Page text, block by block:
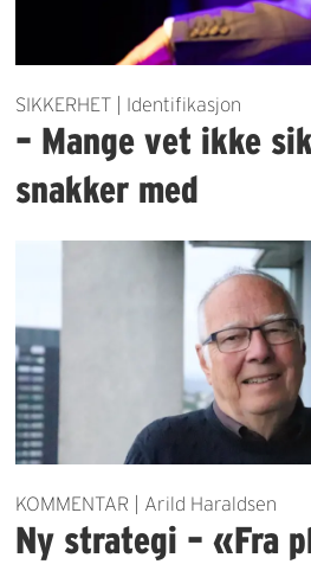
SIKKERHET | Identifikasjon
– Mange vet ikke
snakker med
KOMMENTAR | Arild Haraldsen
Ny strategi – «Fra